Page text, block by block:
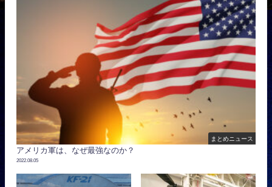
まとめニュース
アメリカ軍は、なぜ最強なのか？
2022.08.05